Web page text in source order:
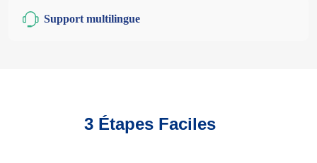
Support multilingue
3 Étapes Faciles